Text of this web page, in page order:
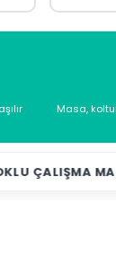
Masa,
MASALARI